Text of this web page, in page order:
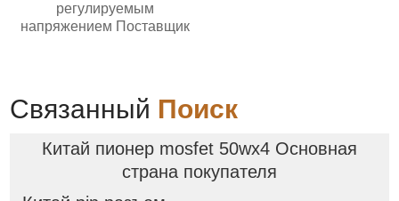
регулируемым
напряжением Поставщик
Связанный Поиск
Китай пионер mosfet 50wx4 Основная
страна покупателя